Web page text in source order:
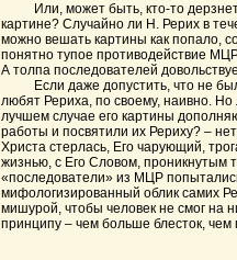
Или, может быть, кто-то дерзнет
картине? Случайно ли Н. Рерих в
можно вешать картины как попало,
понятно тупое противодействие
А толпа последователей
Если даже допустить, что не было
любят Рериха, по своему, наивно.
лучшем случае его картины
работы и посвятили их Рериху? –
Христа стерлась, Его чарующий,
жизнью, с Его Словом, проникнутым
«последователи» из МЦР
мифологизированный облик самих
мишурой, чтобы человек не смог на
принципу – чем больше блесток,